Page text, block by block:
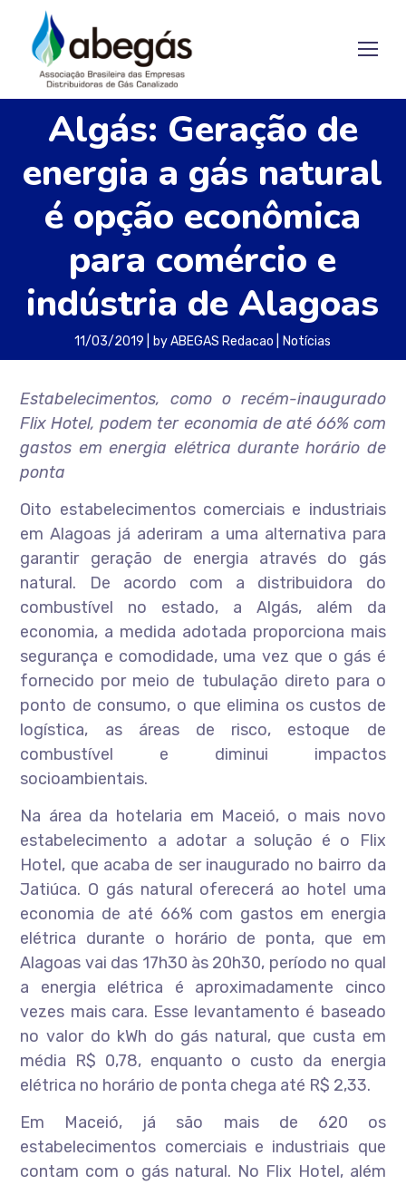
Algás: Geração de
energia a gás natural
é opção econômica
para comércio e
indústria de Alagoas
11/03/2019 byABEGAS Redacao Notícias
Estabelecimentos, como o recém-inaugurado
Flix Hotel, podem ter economia de até 66% com
gastos em energia elétrica durante horário de
ponta
Oito estabelecimentos comerciais e industriais
em Alagoas já aderiram a uma alternativa para
garantir geração de energia através do gás
natural. De acordo com a distribuidora do
combustível no estado, a Algás, além da
economia, a medida adotada proporciona mais
segurança e comodidade, uma vez que o gás é
fornecido por meio de tubulação direto para o
ponto de consumo, o que elimina os custos de
logística, as áreas de risco, estoque de
combustível e diminui impactos
socioambientais.
Na área da hotelaria em Maceió, o mais novo
estabelecimento a adotar a solução é o Flix
Hotel, que acaba de ser inaugurado no bairro da
Jatiúca. O gás natural oferecerá ao hotel uma
economia de até 66% com gastos em energia
elétrica durante o horário de ponta, que em
Alagoas vai das 17h30 às 20h30, período no qual
a energia elétrica é aproximadamente cinco
vezes mais cara. Esse levantamento é baseado
no valor do kWh do gás natural, que custa em
média R$ 0,78, enquanto o custo da energia
elétrica no horário de ponta chega até R$ 2,33.
Em Maceió, já são mais de 620 os
estabelecimentos comerciais e industriais que
contam com o gás natural. No Flix Hotel, além